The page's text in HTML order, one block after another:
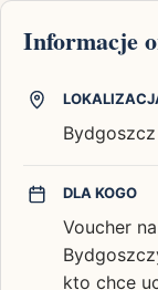
Informacje
Bydgoszcz
DLA KOGO
Voucher
kto chce